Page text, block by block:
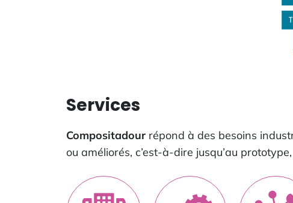
Services
Compositadour répond à des besoins
ou améliorés, c’est-à-dire jusqu’au